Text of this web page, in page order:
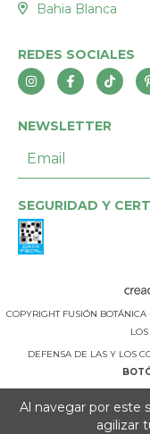
Al navegar por este
agilizar
Bahia Blanca
REDES SOCIALES
NEWSLETTER
SEGURIDAD Y
COPYRIGHT FUSIÓN
DEFENSA DE LAS Y LOS